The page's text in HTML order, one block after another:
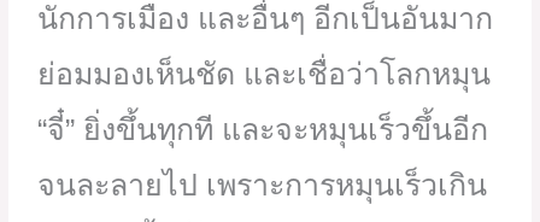
นักการเมือง และอื่นๆ อีกเป็นอันมาก
ย่อมมองเห็นชัด และเชื่อว่าโลกหมุน
“จี๋” ยิ่งขึ้นทุกที และจะหมุนเร็วขึ้นอีก
จนละลายไป เพราะการหมุนเร็วเกิน